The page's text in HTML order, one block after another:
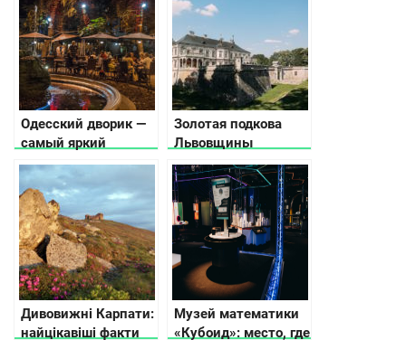
другая посуда?
Объясняет детали
Patok
Одесский дворик —
самый яркий
символ Одессы
Золотая подкова
Львовщины
Дивовижні Карпати:
найцікавіші факти
Музей математики
«Кубоид»: место, где